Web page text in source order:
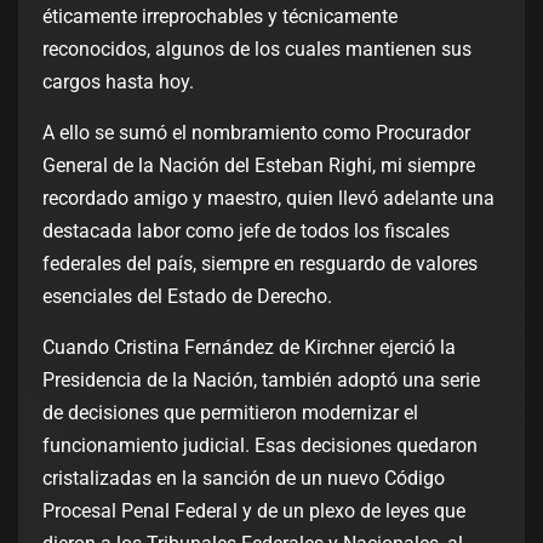
éticamente irreprochables y técnicamente
reconocidos, algunos de los cuales mantienen sus
cargos hasta hoy.
A ello se sumó el nombramiento como Procurador
General de la Nación del Esteban Righi, mi siempre
recordado amigo y maestro, quien llevó adelante una
destacada labor como jefe de todos los fiscales
federales del país, siempre en resguardo de valores
esenciales del Estado de Derecho.
Cuando Cristina Fernández de Kirchner ejerció la
Presidencia de la Nación, también adoptó una serie
de decisiones que permitieron modernizar el
funcionamiento judicial. Esas decisiones quedaron
cristalizadas en la sanción de un nuevo Código
Procesal Penal Federal y de un plexo de leyes que